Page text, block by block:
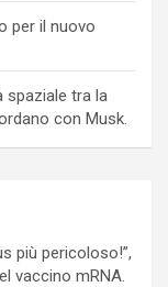
per il nuovo
spaziale tra la
con Musk.
più pericoloso!”,
vaccino mRNA.